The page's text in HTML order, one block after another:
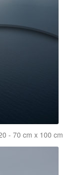
- 70 cm x 100 cm